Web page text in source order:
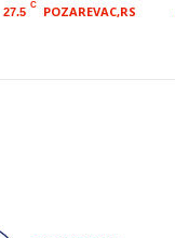
27.5
C POZAREVAC,RS